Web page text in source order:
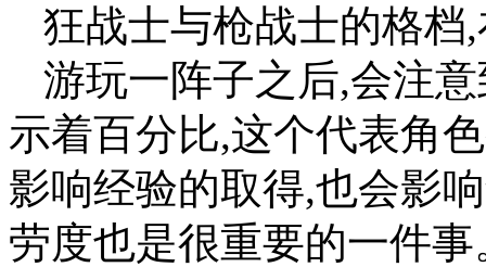
狂战士与枪战士的格档
游玩一阵子之后,会注
示着百分比,这个代表角
影响经验的取得,也会影
劳度也是很重要的一件